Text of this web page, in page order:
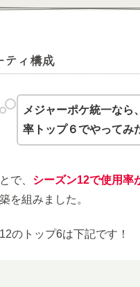
ティ構成
メジャーポケ統一なら
率トップ６でやってみ
で、 シーズン12で使用率
を組みました。
のトップ6は下記です！